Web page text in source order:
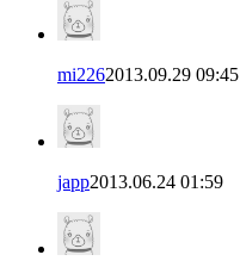
mi2262013.09.29 09:45
japp2013.06.24 01:59